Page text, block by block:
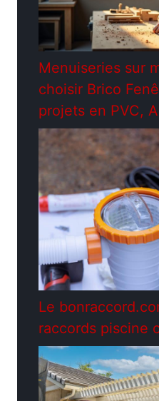
Menuiseries sur
choisir Brico
projets en PVC,
Le
raccords piscine